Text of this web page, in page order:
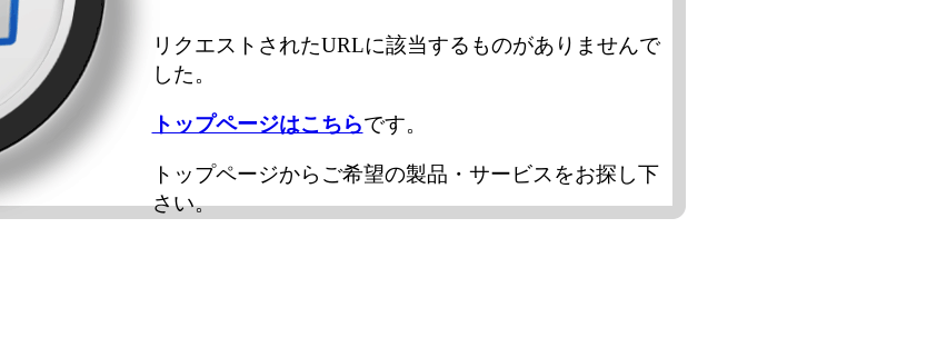
リクエストされたURLに該当するものがありませんで
した。
トップページはこちらです。
トップページからご希望の製品・サービスをお探し下
さい。